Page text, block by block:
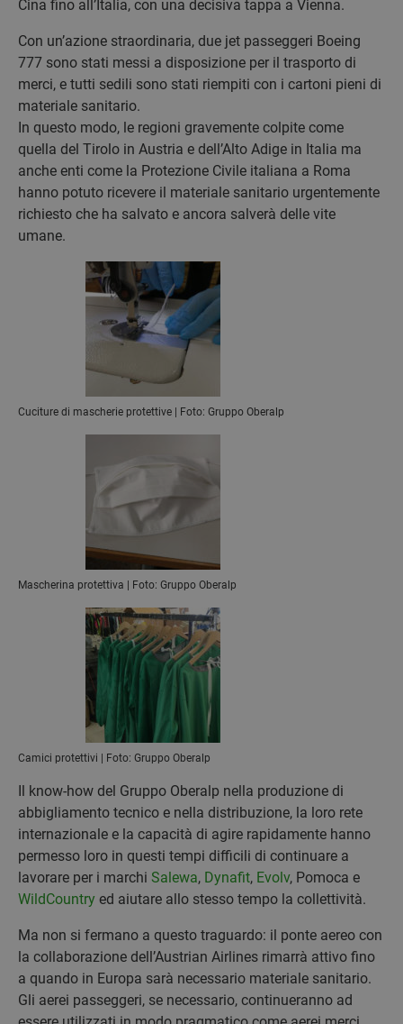
Cina fino all’Italia, con una decisiva tappa a Vienna.
Con un’azione straordinaria, due jet passeggeri Boeing
777 sono stati messi a disposizione per il trasporto di
merci, e tutti sedili sono stati riempiti con i cartoni pieni di
materiale sanitario.
In questo modo, le regioni gravemente colpite come
quella del Tirolo in Austria e dell’Alto Adige in Italia ma
anche enti come la Protezione Civile italiana a Roma
hanno potuto ricevere il materiale sanitario urgentemente
richiesto che ha salvato e ancora salverà delle vite
umane.
Cuciture di mascherie protettive | Foto: Gruppo Oberalp
Mascherina protettiva | Foto: Gruppo Oberalp
Camici protettivi | Foto: Gruppo Oberalp
Il know-how del Gruppo Oberalp nella produzione di
abbigliamento tecnico e nella distribuzione, la loro rete
internazionale e la capacità di agire rapidamente hanno
permesso loro in questi tempi difficili di continuare a
lavorare per i marchi Salewa, Dynafit, Evolv, Pomoca e
WildCountry ed aiutare allo stesso tempo la collettività.
Ma non si fermano a questo traguardo: il ponte aereo con
la collaborazione dell’Austrian Airlines rimarrà attivo fino
a quando in Europa sarà necessario materiale sanitario.
Gli aerei passeggeri, se necessario, continueranno ad